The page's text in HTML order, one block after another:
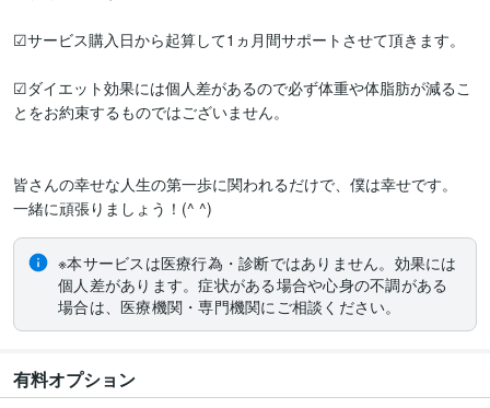
☑サービス購入日から起算して1ヵ月間サポートさせて頂きます。
☑︎ダイエット効果には個人差があるので必ず体重や体脂肪が減るこ
とをお約束するものではございません。
皆さんの幸せな人生の第一歩に関われるだけで、僕は幸せです。
※本サービスは医療行為・診断ではありません。効果には
個人差があります。症状がある場合や心身の不調がある
場合は、医療機関・専門機関にご相談ください。
有料オプション